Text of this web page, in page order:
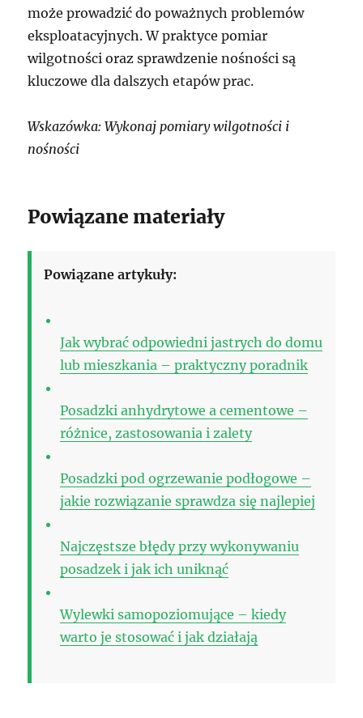
może prowadzić do poważnych problemów
eksploatacyjnych. W praktyce pomiar
wilgotności oraz sprawdzenie nośności są
kluczowe dla dalszych etapów prac.
Wskazówka: Wykonaj pomiary wilgotności i
nośności
Powiązane materiały
Powiązane artykuły:
Jak wybrać odpowiedni jastrych do domu
lub mieszkania – praktyczny poradnik
Posadzki anhydrytowe a cementowe –
różnice, zastosowania i zalety
Posadzki pod ogrzewanie podłogowe –
jakie rozwiązanie sprawdza się najlepiej
Najczęstsze błędy przy wykonywaniu
posadzek i jak ich uniknąć
Wylewki samopoziomujące – kiedy
warto je stosować i jak działają